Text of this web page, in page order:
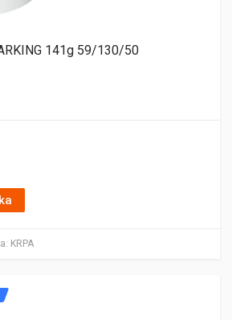
KRPA
141g 59/130/50